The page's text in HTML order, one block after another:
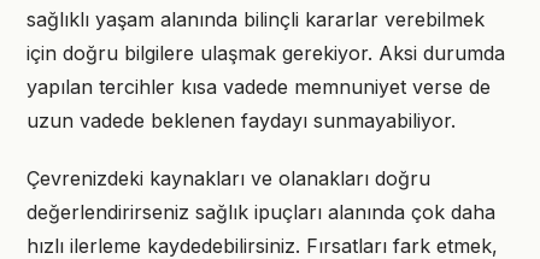
sağlıklı yaşam alanında bilinçli kararlar verebilmek
için doğru bilgilere ulaşmak gerekiyor. Aksi durumda
yapılan tercihler kısa vadede memnuniyet verse de
uzun vadede beklenen faydayı sunmayabiliyor.
Çevrenizdeki kaynakları ve olanakları doğru
değerlendirirseniz sağlık ipuçları alanında çok daha
hızlı ilerleme kaydedebilirsiniz. Fırsatları fark etmek,